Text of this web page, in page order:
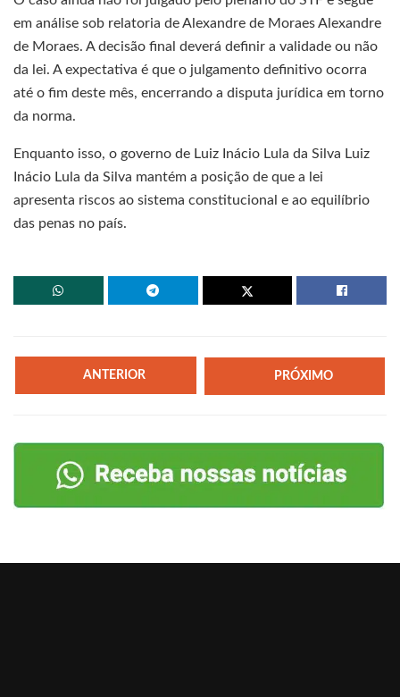
em análise sob relatoria de Alexandre de Moraes Alexandre
de Moraes. A decisão final deverá definir a validade ou não
da lei. A expectativa é que o julgamento definitivo ocorra
até o fim deste mês, encerrando a disputa jurídica em torno
da norma.
Enquanto isso, o governo de Luiz Inácio Lula da Silva Luiz
Inácio Lula da Silva mantém a posição de que a lei
apresenta riscos ao sistema constitucional e ao equilíbrio
das penas no país.
ANTERIOR PRÓXIMO